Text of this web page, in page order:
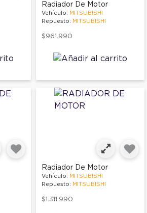
Radiador De Motor
Vehículo: MITSUBISHI
Repuesto: MITSUBISHI
$961.990
Radiador De Motor
Vehículo: MITSUBISHI
Repuesto: MITSUBISHI
$1.311.990